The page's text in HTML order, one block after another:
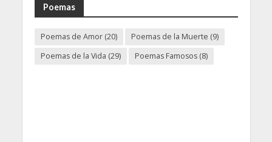
Poemas
Poemas de Amor(20) Poemas de la Muerte (9)
Poemas de la Vida (29) Poemas Famosos(8)